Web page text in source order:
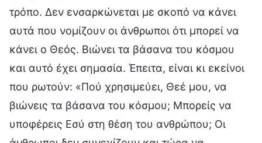
τρόπο. Δεν ενσαρκώνεται με σκοπό να κάνει
αυτά που νομίζουν οι άνθρωποι ότι μπορεί να
κάνει ο Θεός. Βιώνει τα βάσανα του κόσμου
και αυτό έχει σημασία. Έπειτα, είναι κι εκείνοι
που ρωτούν: «Πού χρησιμεύει, Θεέ μου, να
βιώνεις τα βάσανα του κόσμου; Μπορείς να
υποφέρεις Εσύ στη θέση του ανθρώπου; Οι